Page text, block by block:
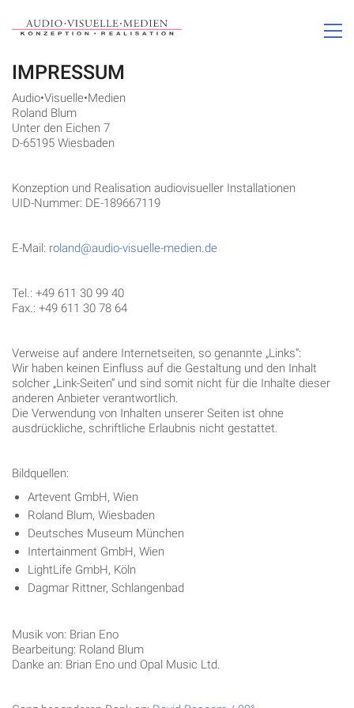
IMPRESSUM
Audio•Visuelle•Medien
Roland Blum
Unter den Eichen 7
D-65195 Wiesbaden
Konzeption und Realisation audiovisueller Installationen
UID-Nummer: DE-189667119
E-Mail: roland@audio-visuelle-medien.de
Tel.: +49 611 30 99 40
Fax.: +49 611 30 78 64
Verweise auf andere Internetseiten, so genannte „Links“:
Wir haben keinen Einfluss auf die Gestaltung und den Inhalt
solcher „Link-Seiten“ und sind somit nicht für die Inhalte dieser
anderen Anbieter verantwortlich.
Die Verwendung von Inhalten unserer Seiten ist ohne
ausdrückliche, schriftliche Erlaubnis nicht gestattet.
Bildquellen:
Artevent GmbH, Wien
Roland Blum, Wiesbaden
Deutsches Museum München
Intertainment GmbH, Wien
LightLife GmbH, Köln
Dagmar Rittner, Schlangenbad
Musik von: Brian Eno
Bearbeitung: Roland Blum
Danke an: Brian Eno und Opal Music Ltd.